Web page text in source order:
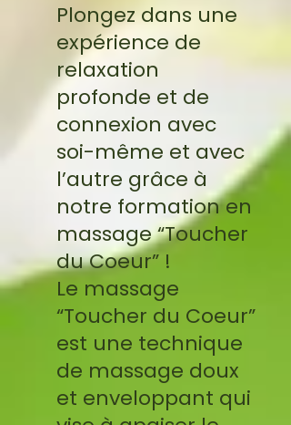
Plongez dans une
expérience de
relaxation
profonde et de
connexion avec
soi-même et avec
l’autre grâce à
notre formation en
massage “Toucher
du Coeur” !
Le massage
“Toucher du Coeur”
est une technique
de massage doux
et enveloppant qui